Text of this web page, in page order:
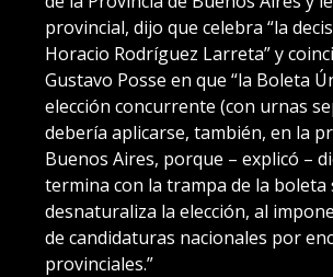
provincial, dijo que celebra “la
Horacio Rodríguez Larreta” y
Gustavo Posse en que “la Boleta
elección concurrente (con urnas
debería aplicarse, también, en la
Buenos Aires, porque – explicó –
termina con la trampa de la boleta
desnaturaliza la elección, al
de candidaturas nacionales por
provinciales.”